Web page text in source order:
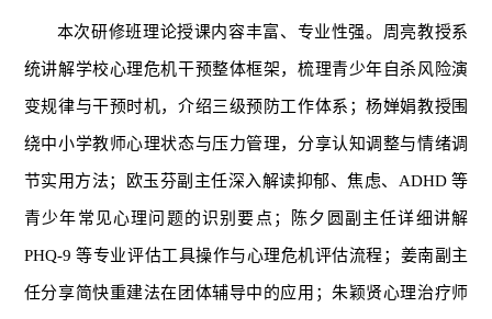
本次研修班理论授课内容丰富、专业性强。周亮教授系
统讲解学校心理危机干预整体框架，梳理青少年自杀风险演
变规律与干预时机，介绍三级预防工作体系；杨婵娟教授围
绕中小学教师心理状态与压力管理，分享认知调整与情绪调
节实用方法；欧玉芬副主任深入解读抑郁、焦虑、ADHD 等
青少年常见心理问题的识别要点；陈夕圆副主任详细讲解
PHQ-9 等专业评估工具操作与心理危机评估流程；姜南副主
任分享简快重建法在团体辅导中的应用；朱颖贤心理治疗师